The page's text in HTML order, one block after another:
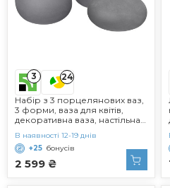
3 24
Набір з 3 порцелянових ваз,
3 форми, ваза для квітів,
декоративна ваза, настільна
матеріал порцеляна (66223)
2 599 ₴
В наявності 12-19 днів
+25 бонусів